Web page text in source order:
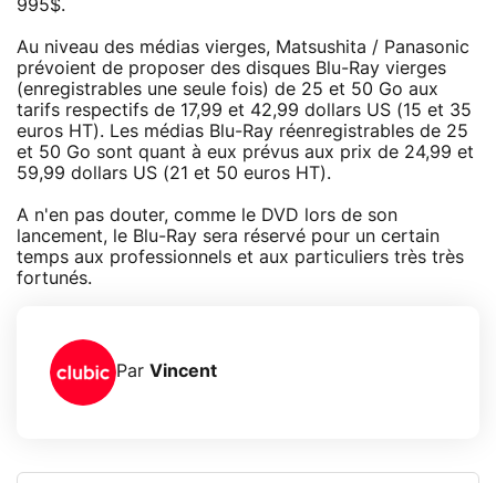
995$.
Au niveau des médias vierges, Matsushita / Panasonic
prévoient de proposer des disques Blu-Ray vierges
(enregistrables une seule fois) de 25 et 50 Go aux
tarifs respectifs de 17,99 et 42,99 dollars US (15 et 35
euros HT). Les médias Blu-Ray réenregistrables de 25
et 50 Go sont quant à eux prévus aux prix de 24,99 et
59,99 dollars US (21 et 50 euros HT).
A n'en pas douter, comme le DVD lors de son
lancement, le Blu-Ray sera réservé pour un certain
temps aux professionnels et aux particuliers très très
fortunés.
Par Vincent